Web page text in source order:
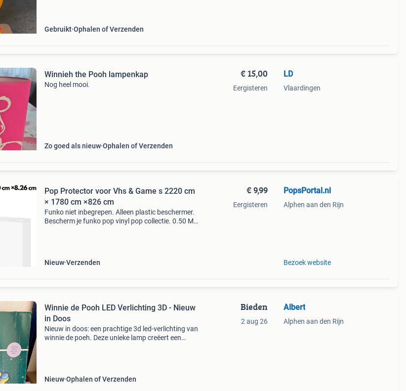
Gebruikt Ophalen of Verzenden
Winnieh the Pooh lampenkap
Nog heel mooi.
Zo goed als nieuw Ophalen of Verzenden
€ 15,00
Eergisteren
LD
Vlaardingen
Pop Protector voor Vhs & Game s 2220 cm
× 1780 cm ×826 cm
Funko niet inbegrepen. Alleen plastic beschermer.
Bescherm je funko pop vinyl pop collectie. 0.50 Mm
Nieuw Verzenden
€ 9,99
Eergisteren
PopsPortal.nl
Alphen aan den Rijn
Bezoek website
Winnie de Pooh LED Verlichting 3D - Nieuw
in Doos
Nieuw in doos: een prachtige 3d led-verlichting van
winnie de poeh. Deze unieke lamp creëert een
Nieuw Ophalen of Verzenden
Bieden
2 aug 26
Albert
Alphen aan den Rijn